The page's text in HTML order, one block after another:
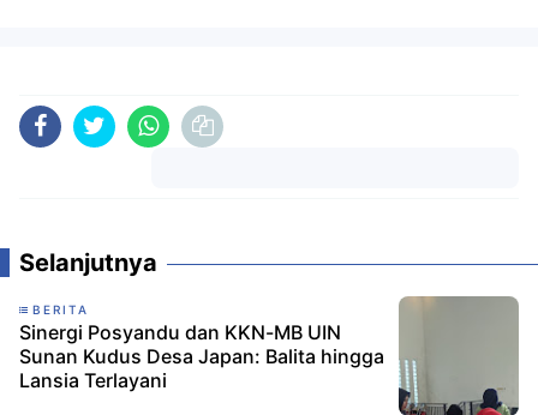
Selanjutnya
BERITA
Sinergi Posyandu dan KKN-MB UIN
Sunan Kudus Desa Japan: Balita hingga
Lansia Terlayani